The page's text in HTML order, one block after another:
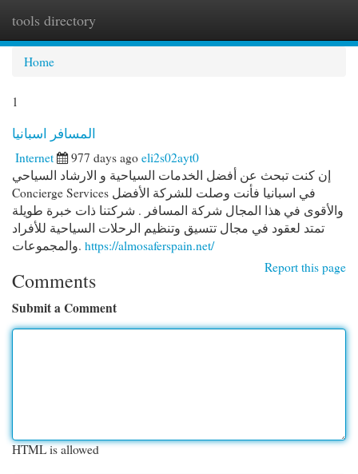
tools directory
Home
1
المسافر اسبانيا
Internet 977 days ago eli2s02ayt0
إن كنت تبحث عن أفضل الخدمات السياحية و الارشاد السياحي
Concierge Services في اسبانيا فأنت وصلت للشركة الأفضل
والأقوى في هذا المجال شركة المسافر . شركتنا ذات خبرة طويلة
تمتد لعقود في مجال تتسيق وتنظيم الرحلات السياحية للأفراد
والمجموعات. https://almosaferspain.net/
Report this page
Comments
Submit a Comment
HTML is allowed